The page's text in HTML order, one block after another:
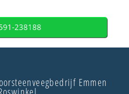
238188
Emmen